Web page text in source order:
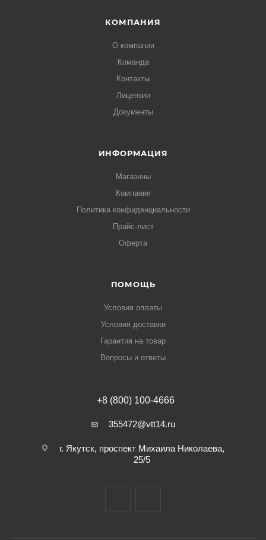
КОМПАНИЯ
О компании
Команда
Контакты
Лицензии
Документы
ИНФОРМАЦИЯ
Магазины
Компания
Политика конфиденциальности
Прайс-лист
Оферта
ПОМОЩЬ
Условия оплаты
Условия доставки
Гарантия на товар
Вопросы и ответы
+8 (800) 100-4666
355472@vtt14.ru
г. Якутск, проспект Михаила Николаева,
25/5